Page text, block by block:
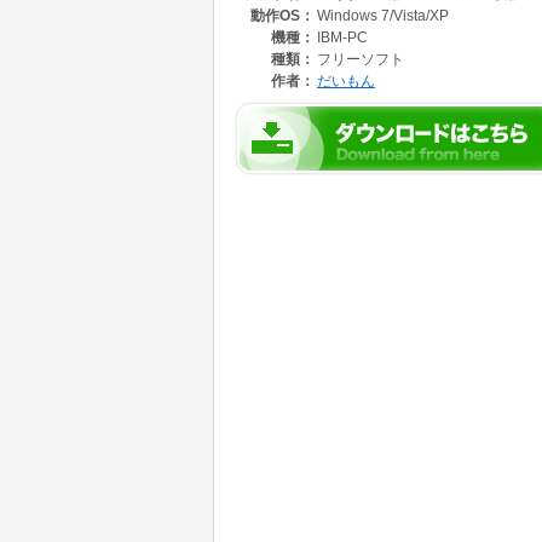
2、そこに、システムからWScript.exeや
3、AutoItX3.dllのZip版をダウンロードして、
4、このマニフェストのZipを解凍して、
5、下記の内容の Sample.batをそのフォルダに
@if(0)==(0) title
function main(){
s="AutoItX3.dllによってウィンドウとマウスカ
動作OS： Windows 7/Vista/XP
機種：
IBM-PC
種類： フリーソフト
作者： だいもん